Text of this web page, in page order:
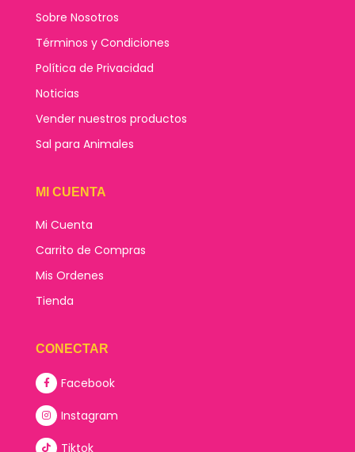
Sobre Nosotros
Términos y Condiciones
Política de Privacidad
Noticias
Vender nuestros productos
Sal para Animales
MI CUENTA
Mi Cuenta
Carrito de Compras
Mis Ordenes
Tienda
CONECTAR
Facebook
Instagram
Tiktok